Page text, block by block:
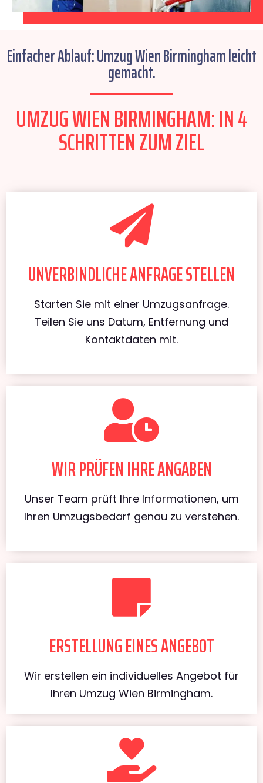
Einfacher Ablauf: Umzug Wien Birmingham leicht
gemacht.
UMZUG WIEN BIRMINGHAM: IN 4
SCHRITTEN ZUM ZIEL
UNVERBINDLICHE ANFRAGE STELLEN
Starten Sie mit einer Umzugsanfrage.
Teilen Sie uns Datum, Entfernung und
Kontaktdaten mit.
WIR PRÜFEN IHRE ANGABEN
Unser Team prüft Ihre Informationen, um
Ihren Umzugsbedarf genau zu verstehen.
ERSTELLUNG EINES ANGEBOT
Wir erstellen ein individuelles Angebot für
Ihren Umzug Wien Birmingham.